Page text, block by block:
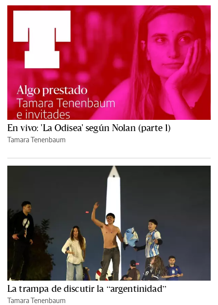
En vivo: 'La Odisea' según Nolan (parte 1)
Tamara Tenenbaum
La trampa de discutir la “argentinidad”
Tamara Tenenbaum